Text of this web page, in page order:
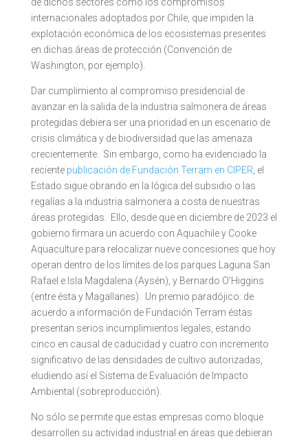
internacionales adoptados por Chile, que impiden la
explotación económica de los ecosistemas presentes
en dichas áreas de protección (Convención de
Washington, por ejemplo).
Dar cumplimiento al compromiso presidencial de
avanzar en la salida de la industria salmonera de áreas
protegidas debiera ser una prioridad en un escenario de
crisis climática y de biodiversidad que las amenaza
crecientemente. Sin embargo, como ha evidenciado la
reciente publicación de Fundación Terram en CIPER , el
Estado sigue obrando en la lógica del subsidio o las
regalías a la industria salmonera a costa de nuestras
áreas protegidas. Ello, desde que en diciembre de 2023 el
gobierno firmara un acuerdo con Aquachile y Cooke
Aquaculture para relocalizar nueve concesiones que hoy
operan dentro de los límites de los parques Laguna San
Rafael e Isla Magdalena (Aysén), y Bernardo O’Higgins
(entre ésta y Magallanes). Un premio paradójico: de
acuerdo a información de Fundación Terram éstas
presentan serios incumplimientos legales, estando
cinco en causal de caducidad y cuatro con incremento
significativo de las densidades de cultivo autorizadas,
eludiendo así el Sistema de Evaluación de Impacto
Ambiental (sobreproducción).
No sólo se permite que estas empresas como bloque
desarrollen su actividad industrial en áreas que debieran